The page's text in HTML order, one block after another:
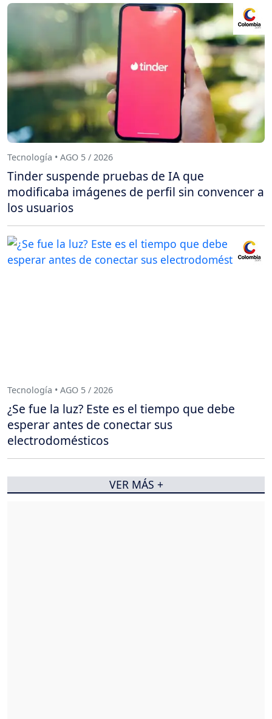
Tecnología • AGO 5 / 2026
Tinder suspende pruebas de IA que
modificaba imágenes de perfil sin convencer a
los usuarios
Tecnología • AGO 5 / 2026
¿Se fue la luz? Este es el tiempo que debe
esperar antes de conectar sus
electrodomésticos
VER MÁS +